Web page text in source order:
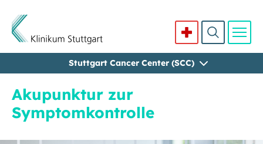
Stuttgart Cancer Center (SCC)
Akupunktur zur
Symptomkontrolle